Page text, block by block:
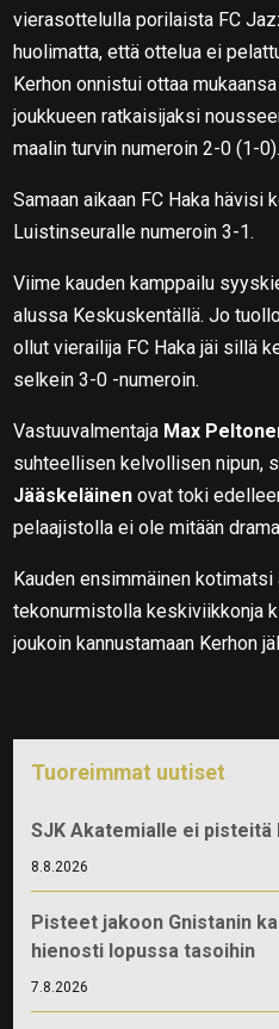
vierasottelulla porilaista FC
huolimatta, että ottelua ei
Kerhon onnistui ottaa
joukkueen ratkaisijaksi
maalin turvin numeroin 2-0 (1-0).
Samaan aikaan FC Haka hävisi
Luistinseuralle numeroin 3-1.
Viime kauden kamppailu
alussa Keskuskentällä. Jo
ollut vierailija FC Haka jäi sillä
selkein 3-0 -numeroin.
Vastuuvalmentaja Max
suhteellisen kelvollisen nipun,
Jääskeläinen ovat toki
pelaajistolla ei ole mitään
Kauden ensimmäinen
tekonurmistolla keskiviikkonja
joukoin kannustamaan Kerhon
Tuoreimmat uutiset
SJK Akatemialle ei
8.8.2026
Pisteet jakoon Gnistanin
hienosti lopussa tasoihin
7.8.2026